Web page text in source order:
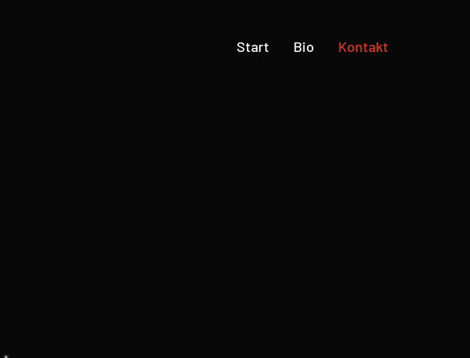
Start Bio Kontakt